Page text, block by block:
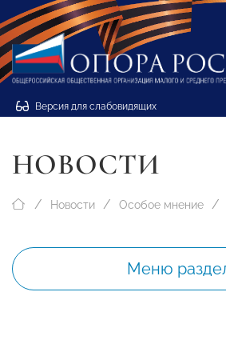
Версия для слабовидящих
НОВОСТИ
Новости Особое мнение
Меню